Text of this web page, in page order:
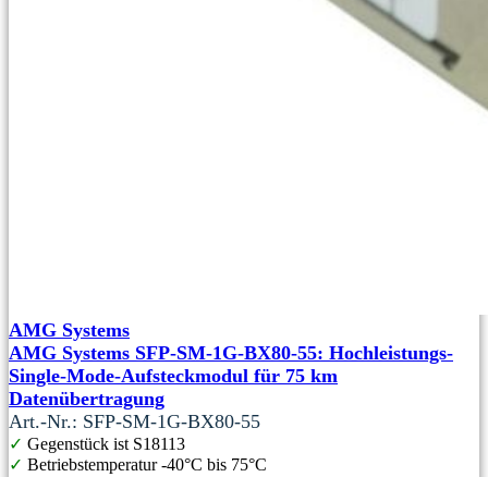
AMG Systems
AMG Systems SFP-SM-1G-BX80-55: Hochleistungs-
Single-Mode-Aufsteckmodul für 75 km
Datenübertragung
Art.-Nr.: SFP-SM-1G-BX80-55
✓ Gegenstück ist S18113
✓ Betriebstemperatur -40°C bis 75°C